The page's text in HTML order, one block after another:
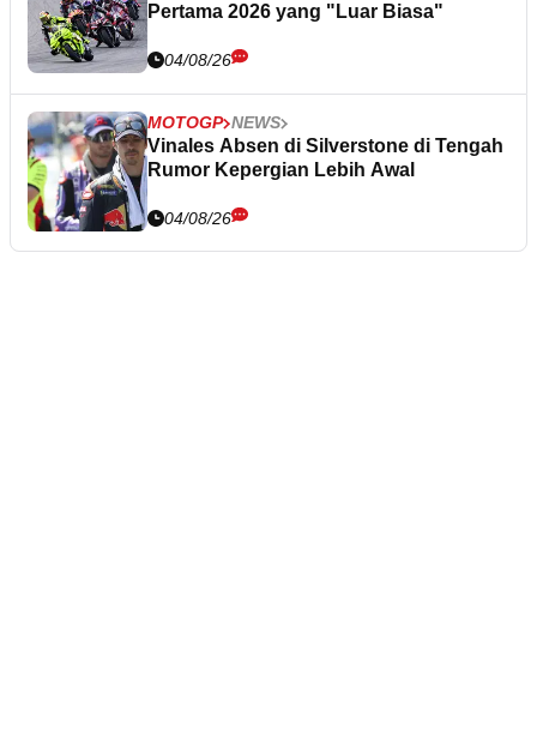
Pertama 2026 yang "Luar Biasa"
04/08/26
MOTOGP NEWS
Vinales Absen di Silverstone di Tengah
Rumor Kepergian Lebih Awal
04/08/26